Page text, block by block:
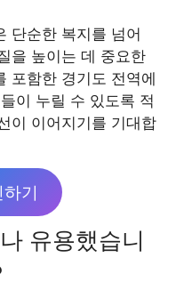
단순한 복지를 넘어
을 높이는 데 중요한
포함한 경기도 전역에
이 누릴 수 있도록 적
이 이어지기를 기대합
기
유용했습니